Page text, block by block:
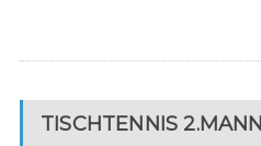
TISCHTENNIS